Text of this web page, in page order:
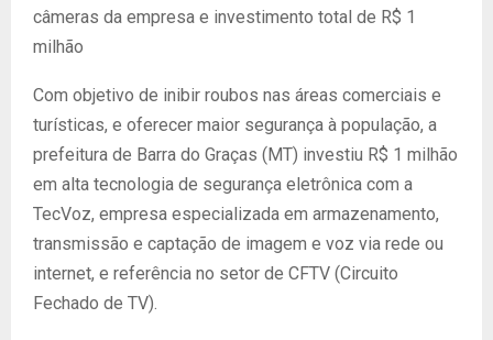
câmeras da empresa e investimento total de R$ 1
milhão
Com objetivo de inibir roubos nas áreas comerciais e
turísticas, e oferecer maior segurança à população, a
prefeitura de Barra do Graças (MT) investiu R$ 1 milhão
em alta tecnologia de segurança eletrônica com a
TecVoz, empresa especializada em armazenamento,
transmissão e captação de imagem e voz via rede ou
internet, e referência no setor de CFTV (Circuito
Fechado de TV).